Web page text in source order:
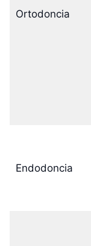
Ortodoncia
Endodoncia